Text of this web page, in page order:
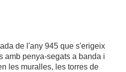
de l'any 945 que s'erigeix
amb penya-segats a banda i
les muralles, les torres de